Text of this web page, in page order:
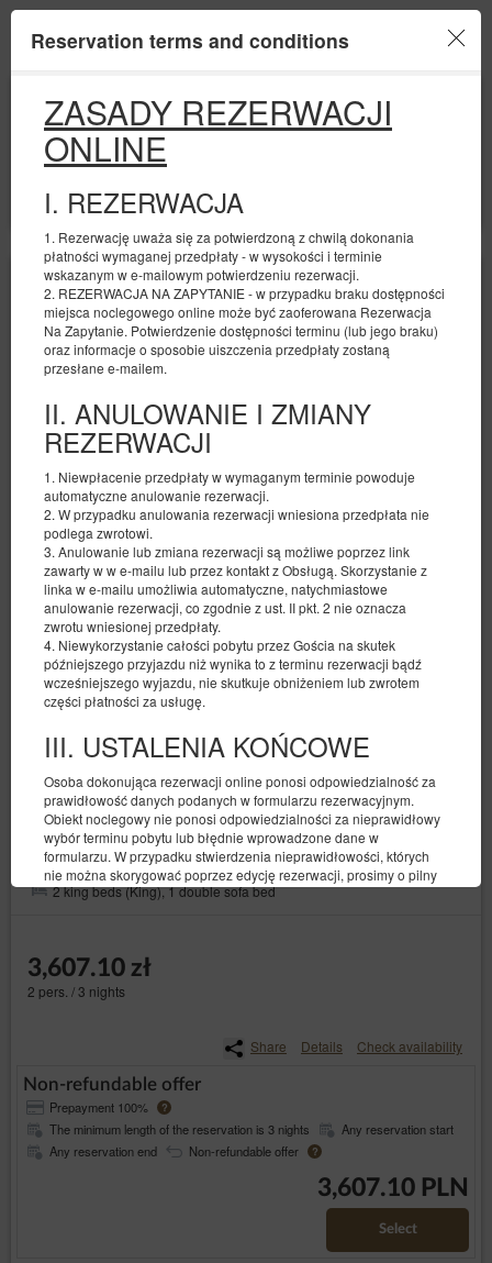
Reservation terms and conditions
ZASADY REZERWACJI
ONLINE
I. REZERWACJA
1. Rezerwację uważa się za potwierdzoną z chwilą dokonania
płatności wymaganej przedpłaty - w wysokości i terminie
wskazanym w e-mailowym potwierdzeniu rezerwacji.
2. REZERWACJA NA ZAPYTANIE - w przypadku braku dostępności
miejsca noclegowego online może być zaoferowana Rezerwacja
Na Zapytanie. Potwierdzenie dostępności terminu (lub jego braku)
oraz informacje o sposobie uiszczenia przedpłaty zostaną
przesłane e-mailem.
II. ANULOWANIE I ZMIANY
REZERWACJI
1. Niewpłacenie przedpłaty w wymaganym terminie powoduje
automatyczne anulowanie rezerwacji.
2. W przypadku anulowania rezerwacji wniesiona przedpłata nie
podlega zwrotowi.
3. Anulowanie lub zmiana rezerwacji są możliwe poprzez link
zawarty w w e-mailu lub przez kontakt z Obsługą. Skorzystanie z
linka w e-mailu umożliwia automatyczne, natychmiastowe
anulowanie rezerwacji, co zgodnie z ust. II pkt. 2 nie oznacza
zwrotu wniesionej przedpłaty.
4. Niewykorzystanie całości pobytu przez Gościa na skutek
późniejszego przyjazdu niż wynika to z terminu rezerwacji bądź
wcześniejszego wyjazdu, nie skutkuje obniżeniem lub zwrotem
części płatności za usługę.
III. USTALENIA KOŃCOWE
Osoba dokonująca rezerwacji online ponosi odpowiedzialność za
prawidłowość danych podanych w formularzu rezerwacyjnym.
Obiekt noclegowy nie ponosi odpowiedzialności za nieprawidłowy
wybór terminu pobytu lub błędnie wprowadzone dane w
formularzu. W przypadku stwierdzenia nieprawidłowości, których
nie można skorygować poprzez edycję rezerwacji, prosimy o pilny
kontakt z Recepcją.
Harmony Apartments
15
AUGUST
2026
18
AUGUST
2026
Bau Harmony
Available number: 1
6 pers. + 1
area 70,00 m2
2 bedrooms
2 king beds (King), 1 double sofa bed
3,607.10 zł
2 pers. / 3 nights
Share Details Check availability
Non-refundable offer
Prepayment 100% ?
The minimum length of the reservation is 3 nights
Any reservation start
Any reservation end
Non-refundable offer ?
3,607.10 PLN
Select